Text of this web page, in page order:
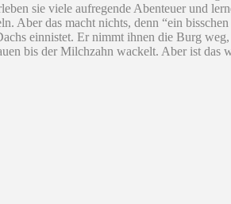
sie viele aufregende Abenteuer und
Aber das macht nichts, denn “ein bisschen
einnistet. Er nimmt ihnen die Burg weg,
bis der Milchzahn wackelt. Aber ist das